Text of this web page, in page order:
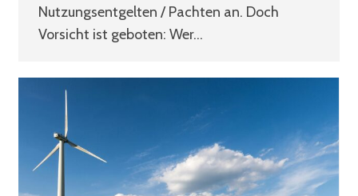
Nutzungsentgelten / Pachten an. Doch
Vorsicht ist geboten: Wer…